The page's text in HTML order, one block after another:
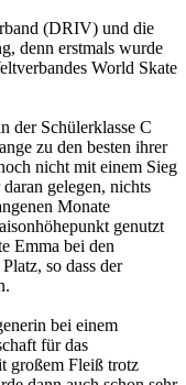
(DRIV) und die
denn erstmals wurde
World Skate
der Schülerklasse C
zu den besten ihrer
nicht mit einem Sieg
gelegen, nichts
Monate
genutzt
Emma bei den
so dass der
bei einem
für das
großem Fleiß trotz